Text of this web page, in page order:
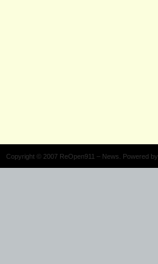
Copyright © 2007 ReOpen911 – News. Powered by